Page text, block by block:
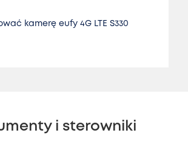
kamerę eufy 4G LTE S330
i sterowniki